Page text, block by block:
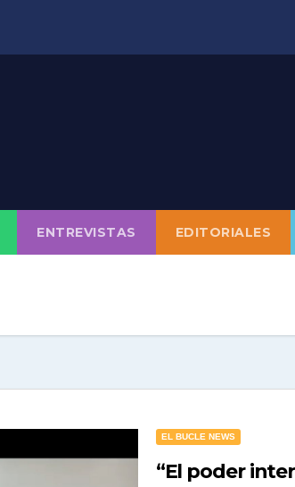
ENTREVISTAS EDITORIALES
EL BUCLE NEWS
“El poder